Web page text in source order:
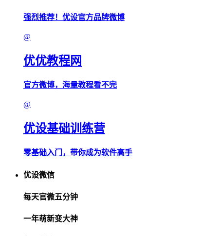
强烈推荐！优设官方品牌微博
@
优优教程网
官方微博，海量教程看不完
@
优设基础训练营
零基础入门，带你成为软件高手
优设微信
每天官微五分钟
一年萌新变大神